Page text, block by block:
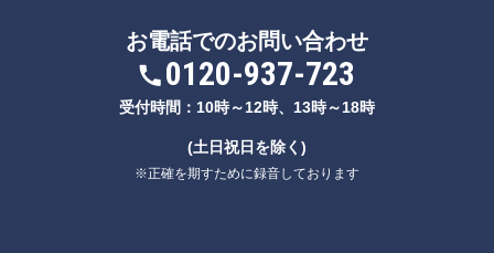
お電話でのお問い合わせ
0120-937-723
受付時間：10時～12時、13時～18時
(土日祝日を除く)
※正確を期すために録音しております